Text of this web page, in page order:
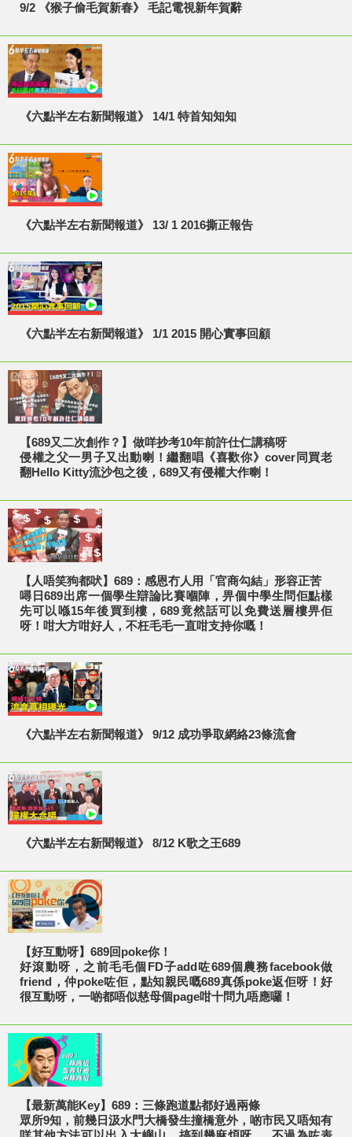
9/2 《猴子偷毛賀新春》 毛記電視新年賀辭
《六點半左右新聞報道》 14/1 特首知知知
《六點半左右新聞報道》 13/ 1 2016撕正報告
《六點半左右新聞報道》 1/1 2015 開心實事回顧
【689又二次創作？】做咩抄考10年前許仕仁講稿呀
侵權之父一男子又出動喇！繼翻唱《喜歡你》cover同買老
翻Hello Kitty流沙包之後，689又有侵權大作喇！
【人唔笑狗都吠】689：感恩冇人用「官商勾結」形容正苦
噚日689出席一個學生辯論比賽嗰陣，畀個中學生問佢點樣
先可以喺15年後買到樓，689竟然話可以免費送層樓畀佢
呀！咁大方咁好人，不枉毛毛一直咁支持你嘅！
《六點半左右新聞報道》 9/12 成功爭取網絡23條流會
《六點半左右新聞報道》 8/12 K歌之王689
【好互動呀】689回poke你！
好滾動呀，之前毛毛個FD子add咗689個農務facebook做
friend，仲poke咗佢，點知親民嘅689真係poke返佢呀！好
很互動呀，一啲都唔似慈母個page咁十問九唔應囉！
【最新萬能Key】689：三條跑道點都好過兩條
眾所9知，前幾日汲水門大橋發生撞橋意外，啲市民又唔知有